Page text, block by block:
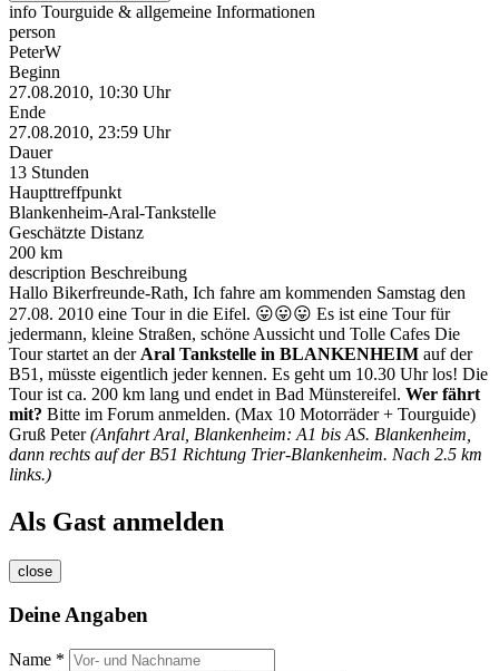
info Tourguide & allgemeine Informationen
person
PeterW
Beginn
27.08.2010, 10:30 Uhr
Ende
27.08.2010, 23:59 Uhr
Dauer
13 Stunden
Haupttreffpunkt
Blankenheim-Aral-Tankstelle
Geschätzte Distanz
200 km
description Beschreibung
Hallo Bikerfreunde-Rath, Ich fahre am kommenden Samstag den
27.08. 2010 eine Tour in die Eifel. 😛😛😛 Es ist eine Tour für
jedermann, kleine Straßen, schöne Aussicht und Tolle Cafes Die
Tour startet an der Aral Tankstelle in BLANKENHEIM auf der
B51, müsste eigentlich jeder kennen. Es geht um 10.30 Uhr los! Die
Tour ist ca. 200 km lang und endet in Bad Münstereifel. Wer fährt
mit? Bitte im Forum anmelden. (Max 10 Motorräder + Tourguide)
Gruß Peter(Anfahrt Aral, Blankenheim: A1 bis AS. Blankenheim,
dann rechts auf der B51 Richtung Trier-Blankenheim. Nach 2.5 km
links.)
Als Gast anmelden
close
Deine Angaben
Name *